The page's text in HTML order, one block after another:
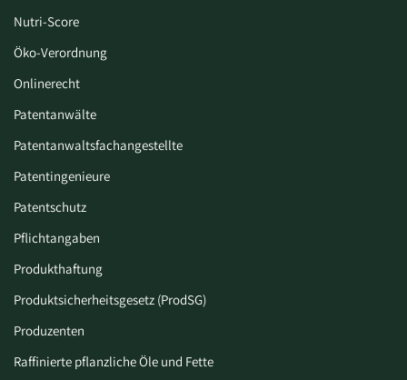
Nutri-Score
Öko-Verordnung
Onlinerecht
Patentanwälte
Patentanwaltsfachangestellte
Patentingenieure
Patentschutz
Pflichtangaben
Produkthaftung
Produktsicherheitsgesetz (ProdSG)
Produzenten
Raffinierte pflanzliche Öle und Fette